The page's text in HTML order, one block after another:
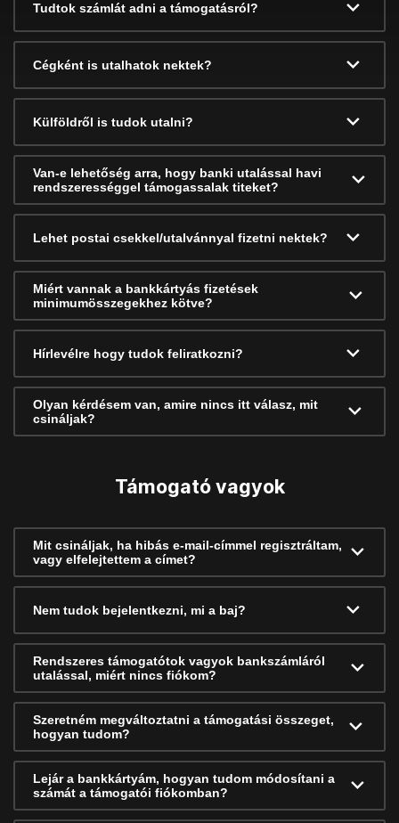
Tudtok számlát adni a támogatásról?
Cégként is utalhatok nektek?
Külföldről is tudok utalni?
Van-e lehetőség arra, hogy banki utalással havi
rendszerességgel támogassalak titeket?
Lehet postai csekkel/utalvánnyal fizetni nektek?
Miért vannak a bankkártyás fizetések
minimumösszegekhez kötve?
Hírlevélre hogy tudok feliratkozni?
Olyan kérdésem van, amire nincs itt válasz, mit
csináljak?
Támogató vagyok
Mit csináljak, ha hibás e-mail-címmel regisztráltam,
vagy elfelejtettem a címet?
Nem tudok bejelentkezni, mi a baj?
Rendszeres támogatótok vagyok bankszámláról
utalással, miért nincs fiókom?
Szeretném megváltoztatni a támogatási összeget,
hogyan tudom?
Lejár a bankkártyám, hogyan tudom módosítani a
számát a támogatói fiókomban?